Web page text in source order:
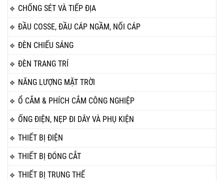
CHỐNG SÉT VÀ TIẾP ĐỊA
ĐẦU COSSE, ĐẦU CÁP NGẦM, NỐI CÁP
ĐÈN CHIẾU SÁNG
ĐÈN TRANG TRÍ
NĂNG LƯỢNG MẶT TRỜI
Ổ CẮM & PHÍCH CẮM CÔNG NGHIỆP
ỐNG ĐIỆN, NẸP ĐI DÂY VÀ PHỤ KIỆN
THIẾT BỊ ĐIỆN
THIẾT BỊ ĐÓNG CẮT
THIẾT BỊ TRUNG THẾ